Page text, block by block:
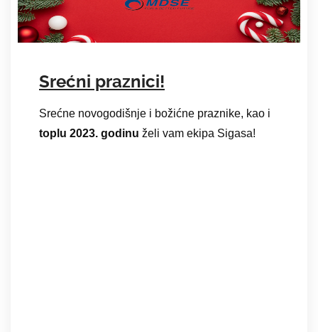
Srećni praznici!
Srećne novogodišnje i božićne praznike, kao i
toplu 2023. godinu želi vam ekipa Sigasa!